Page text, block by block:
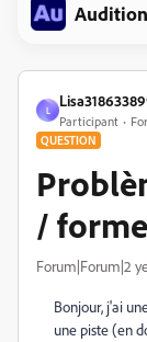
Audition
L
Participant
QUESTION
/
Forum|Forum|2
Bonjour, j'ai
une piste (en